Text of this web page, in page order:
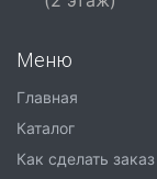
Меню
Главная
Каталог
Как сделать заказ